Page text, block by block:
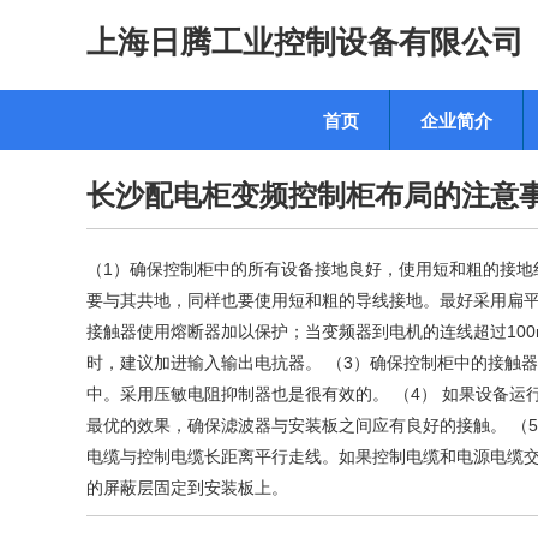
上海日腾工业控制设备有限公司
首页 企业简介
长沙配电柜变频控制柜布局的注意
（1）确保控制柜中的所有设备接地良好，使用短和粗的接
要与其共地，同样也要使用短和粗的导线接地。最好采用扁
接触器使用熔断器加以保护；当变频器到电机的连线超过
时，建议加进输入输出电抗器。 （3）确保控制柜中的接触
中。采用压敏电阻抑制器也是很有效的。 （4） 如果设备
最优的效果，确保滤波器与安装板之间应有良好的接触。
电缆与控制电缆长距离平行走线。如果控制电缆和电源电缆
的屏蔽层固定到安装板上。